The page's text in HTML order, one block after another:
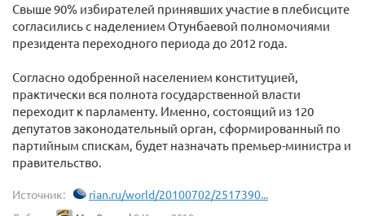
Свыше 90% избирателей принявших участие в плебисците
согласились с наделением Отунбаевой полномочиями
президента переходного периода до 2012 года.
Согласно одобренной населением конституцией,
практически вся полнота государственной власти
переходит к парламенту. Именно, состоящий из 120
депутатов законодательный орган, сформированный по
партийным спискам, будет назначать премьер-министра и
правительство.
Источник: rian.ru/world/20100702/2517390...